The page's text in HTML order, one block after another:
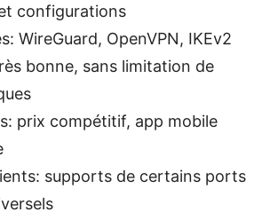
configurations
WireGuard, OpenVPN, IKEv2
bonne, sans limitation de
prix compétitif, app mobile
supports de certains ports